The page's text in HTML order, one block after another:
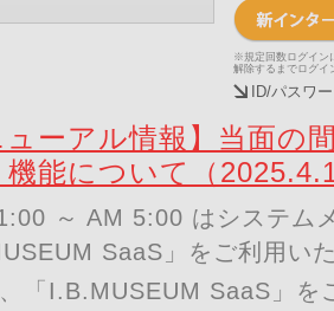
※規定回数ログイン
解除するまでログイ
ID/パスワ
ューアル情報】当面の
機能について（
～ AM 5:00 はシステム
SaaS」をご利用い
「I.B.MUSEUM SaaS」を